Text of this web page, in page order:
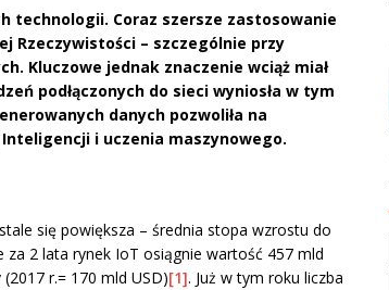
technologii. Coraz szersze zastosowanie
Rzeczywistości – szczególnie przy
Kluczowe jednak znaczenie wciąż miał
podłączonych do sieci wyniosła w tym
danych pozwoliła na
i uczenia maszynowego.
się powiększa – średnia stopa wzrostu do
2 lata rynek IoT osiągnie wartość 457 mld
r.= 170 mld USD)[1]. Już w tym roku liczba